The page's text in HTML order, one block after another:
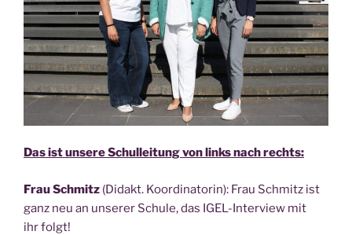
Das ist unse­re Schul­lei­tung von links nach rechts:
Frau Schmitz (Didakt. Koor­di­na­to­rin): Frau Schmitz ist
ganz neu an unse­rer Schu­le, das IGEL-Inter­view mit
ihr folgt!